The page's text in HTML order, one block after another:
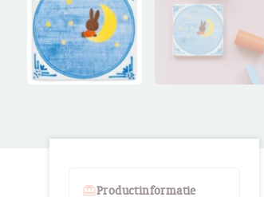
card_giftcardProductinformatie